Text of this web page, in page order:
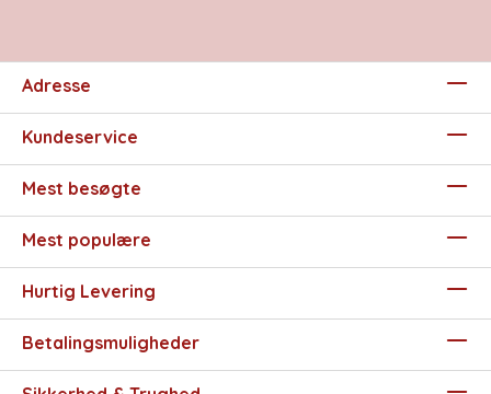
Adresse
Kundeservice
Mest besøgte
Mest populære
Hurtig Levering
Betalingsmuligheder